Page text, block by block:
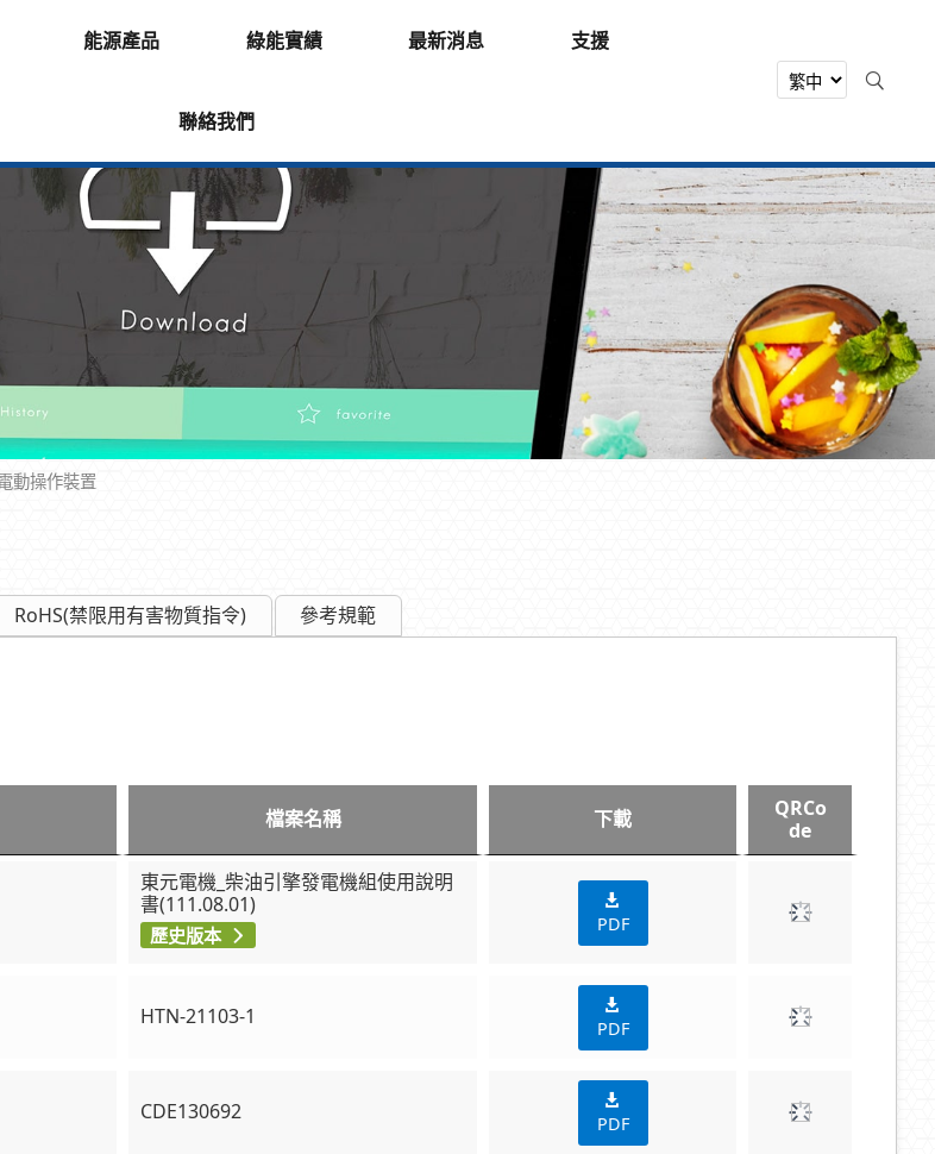
能源產品 綠能實績 最新消息 支援
聯絡我們
動操作裝置
RoHS(禁限用有害物質指令) 參考規範
檔案名稱 下載
QRCo
de
東元電機_柴油引擎發電機組使用說明
書(111.08.01)
歷史版本 PDF
HTN-21103-1 PDF
CDE130692 PDF